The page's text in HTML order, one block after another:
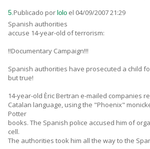
5.Publicado por lolo el 04/09/2007 21:29
Spanish authorities
accuse 14-year-old of terrorism:
!!Documentary Campaign!!!
Spanish authorities have prosecuted a child
but true!
14-year-old Èric Bertran e-mailed companies
Catalan language, using the "Phoenix"
Potter
books. The Spanish police accused him of
cell.
The authorities took him all the way to the